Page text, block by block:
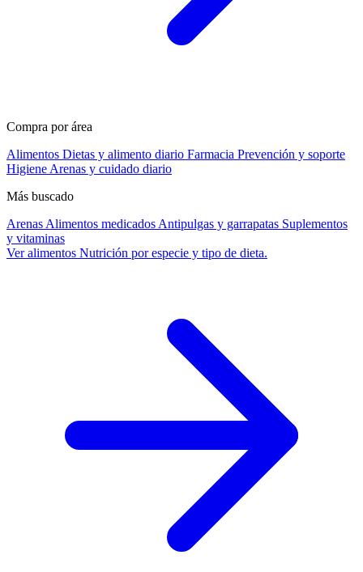
Compra por área
Alimentos Dietas y alimento diario Farmacia Prevención y soporte
Higiene Arenas y cuidado diario
Más buscado
Arenas Alimentos medicados Antipulgas y garrapatas Suplementos
y vitaminas
Ver alimentos Nutrición por especie y tipo de dieta.